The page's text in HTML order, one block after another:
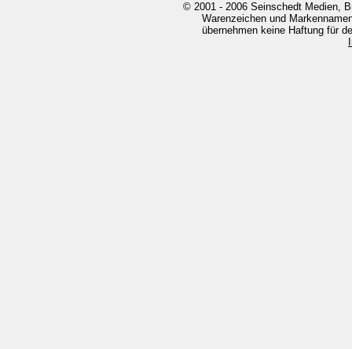
© 2001 - 2006 Seinschedt Medien,
Warenzeichen und
übernehmen keine Haftung für